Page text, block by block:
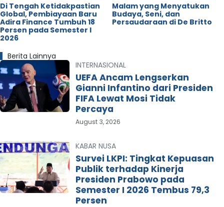
Di Tengah Ketidakpastian
Global, Pembiayaan Baru
Adira Finance Tumbuh 18
Persen pada Semester I
2026
Malam yang Menyatukan
Budaya, Seni, dan
Persaudaraan di De Britto
Berita Lainnya
INTERNASIONAL
UEFA Ancam Lengserkan
Gianni Infantino dari Presiden
FIFA Lewat Mosi Tidak
Percaya
August 3, 2026
KABAR NUSA
Survei LKPI: Tingkat Kepuasan
Publik terhadap Kinerja
Presiden Prabowo pada
Semester I 2026 Tembus 79,3
Persen